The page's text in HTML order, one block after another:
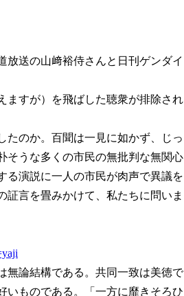
放送の山﨑裕侍さんと日刊ゲンダイ
ますが）を飛ばした聴衆が排除され
たのか。百聞は一見に如かず、じっ
そうな多くの市民の無批判な無関心
る演説に一人の市民が肉声で異議を
言を畳みかけて、私たちに問いま
無論結構である。共同一致は美徳で
いものである。「一方に靡きそろひ